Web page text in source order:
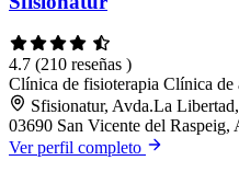
4.7 (210 reseñas )
Clínica de fisioterapia Clínica de
Sfisionatur, Avda.La
03690 San Vicente del Raspeig,
Ver perfil completo